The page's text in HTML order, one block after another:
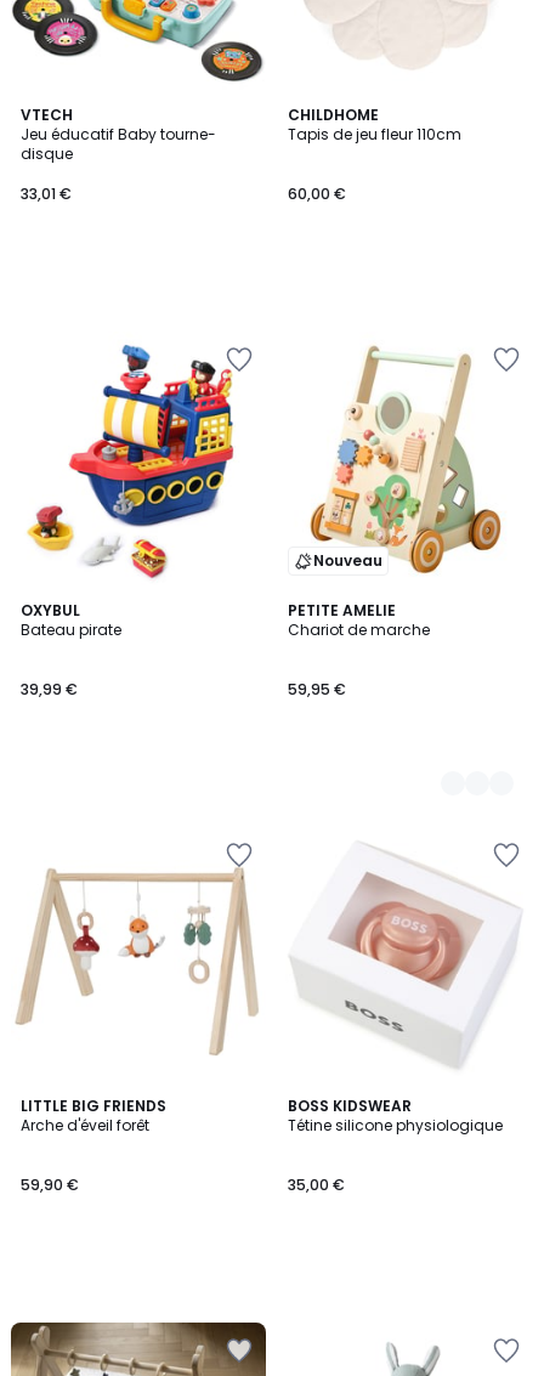
VTECH
Jeu éducatif Baby tourne-
disque
33,01 €
CHILDHOME
Tapis de jeu fleur 110cm
60,00 €
OXYBUL
Bateau pirate
39,99 €
Nouveau
PETITE AMELIE
Chariot de marche
59,95 €
2
Couleurs
LITTLE BIG FRIENDS
Arche d'éveil forêt
59,90 €
BOSS KIDSWEAR
Tétine silicone physiologique
35,00 €